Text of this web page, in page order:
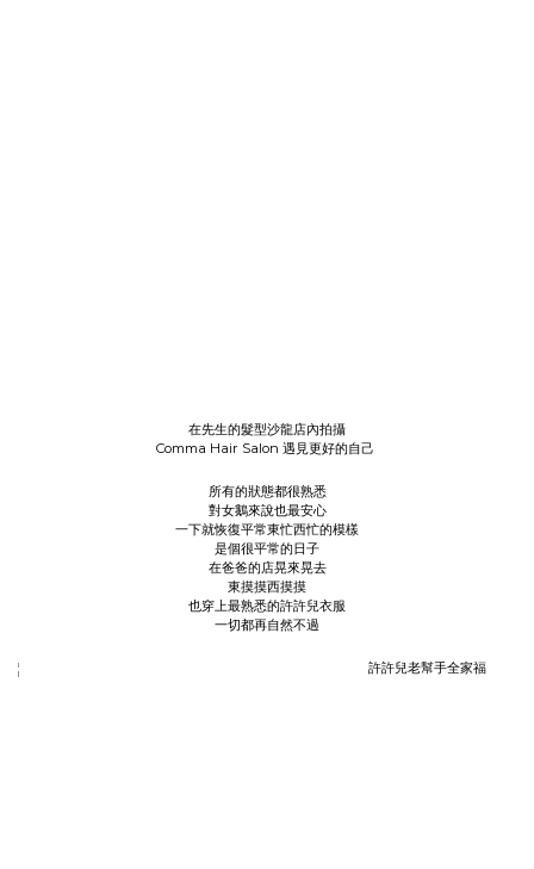
在先生的髮型沙龍店內拍攝
Comma Hair Salon 遇見更好的自己
所有的狀態都很熟悉
對女鵝來說也最安心
一下就恢復平常東忙西忙的模樣
是個很平常的日子
在爸爸的店晃來晃去
東摸摸西摸摸
也穿上最熟悉的許許兒衣服
一切都再自然不過